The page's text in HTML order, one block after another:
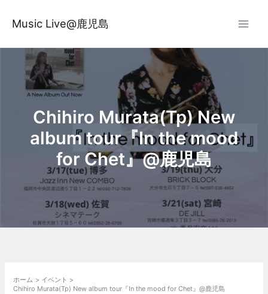
ス
Music Live@鹿児島
Chihiro Murata(Tp) New
album tour『In the mood
for Chet』@鹿児島
ホーム
イベント
Chihiro Murata(Tp) New album tour『In the mood for Chet』@鹿児島